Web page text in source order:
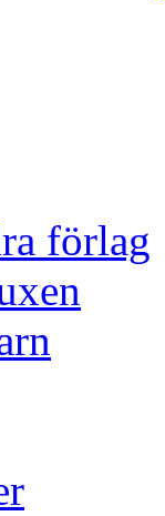
förlag